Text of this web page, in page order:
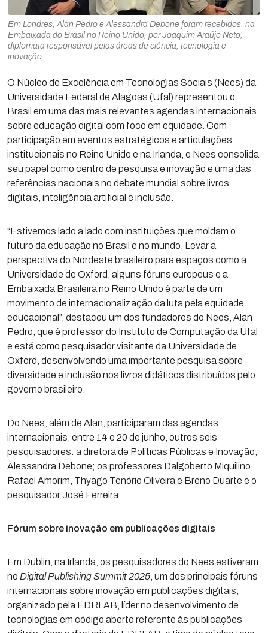
Em Londres, Alan Pedro e Alessandra Debone foram recebidos, na
Embaixada do Brasil no Reino Unido, por Joaquim Araújo Neto,
diplomata responsável pelas áreas de ciência, tecnologia e
inovação
O Núcleo de Excelência em Tecnologias Sociais (Nees) da
Universidade Federal de Alagoas (Ufal) representou o
Brasil em uma das mais relevantes agendas internacionais
sobre educação digital com foco em equidade. Com
participação em eventos estratégicos e articulações
institucionais no Reino Unido e na Irlanda, o Nees consolida
seu papel como centro de pesquisa e inovação e uma das
referências nacionais no debate mundial sobre livros
digitais, inteligência artificial e inclusão.
“Estivemos lado a lado com instituições que moldam o
futuro da educação no Brasil e no mundo. Levar a
perspectiva do Nordeste brasileiro para espaços como a
Universidade de Oxford, alguns fóruns europeus e a
Embaixada Brasileira no Reino Unido é parte de um
movimento de internacionalização da luta pela equidade
educacional”, destacou um dos fundadores do Nees, Alan
Pedro, que é professor do Instituto de Computação da Ufal
e está como pesquisador visitante da Universidade de
Oxford, desenvolvendo uma importante pesquisa sobre
diversidade e inclusão nos livros didáticos distribuídos pelo
governo brasileiro.
Do Nees, além de Alan, participaram das agendas
internacionais, entre 14 e 20 de junho, outros seis
pesquisadores: a diretora de Políticas Públicas e Inovação,
Alessandra Debone; os professores Dalgoberto Miquilino,
Rafael Amorim, Thyago Tenório Oliveira e Breno Duarte e o
pesquisador José Ferreira.
Fórum sobre inovação em publicações digitais
Em Dublin, na Irlanda, os pesquisadores do Nees estiveram
no Digital Publishing Summit 2025 , um dos principais fóruns
internacionais sobre inovação em publicações digitais,
organizado pela EDRLAB, líder no desenvolvimento de
tecnologias em código aberto referente às publicações